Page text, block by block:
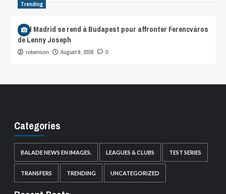
Trending
Real Madrid se rend à Budapest pour affronter Ferencváros
de Lenny Joseph
robenson August 8, 2026 0
Categories
BALADE NEWS EN IMAGES. LEAGUES & CLUBS TEST SERIES
TRANSFERS TRENDING UNCATEGORIZED